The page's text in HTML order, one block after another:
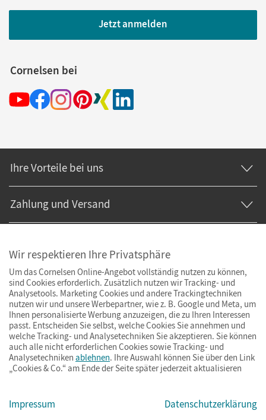
Jetzt anmelden
Cornelsen bei
Ihre Vorteile bei uns
Zahlung und Versand
© Cornelsen Verlag 2026
ImpressumAGBDatenschutzBarrierefreiheitCookies & Co.
Wir respektieren Ihre Privatsphäre
Um das Cornelsen Online-Angebot vollständig nutzen zu können,
sind Cookies erforderlich. Zusätzlich nutzen wir Tracking- und
Analysetools. Marketing Cookies und andere Trackingtechniken
nutzen wir und unsere Werbepartner, wie z. B. Google und Meta, um
Ihnen personalisierte Werbung anzuzeigen, die zu Ihren Interessen
passt. Entscheiden Sie selbst, welche Cookies Sie annehmen und
welche Tracking- und Analysetechniken Sie akzeptieren. Sie können
auch alle nicht erforderlichen Cookies sowie Tracking- und
Analysetechniken ablehnen. Ihre Auswahl können Sie über den Link
„Cookies & Co.“ am Ende der Seite später jederzeit aktualisieren
Impressum Datenschutzerklärung